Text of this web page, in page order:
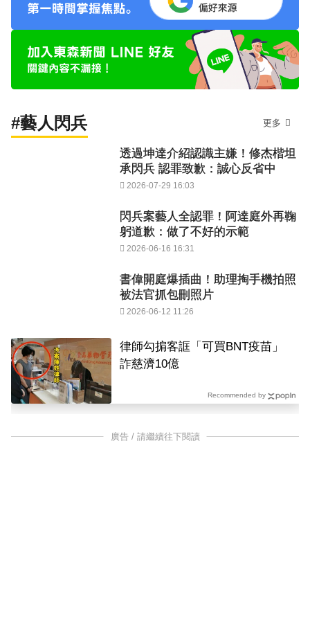
#藝人閃兵 更多
透過坤達介紹認識主嫌！修杰楷坦
承閃兵 認罪致歉：誠心反省中
2026-07-29 16:03
閃兵案藝人全認罪！阿達庭外再鞠
躬道歉：做了不好的示範
2026-06-16 16:31
書偉開庭爆插曲！助理掏手機拍照
被法官抓包刪照片
2026-06-12 11:26
律師勾掮客誆「可買BNT疫苗」
詐慈濟10億
Recommended by
廣告 / 請繼續往下閱讀